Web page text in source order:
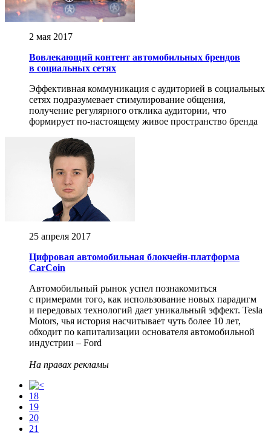
2 мая 2017
Вовлекающий контент автомобильных брендов
в социальных сетях
Эффективная коммуникация с аудиторией в социальных
сетях подразумевает стимулирование общения,
получение регулярного отклика аудитории, что
формирует по-настоящему живое пространство бренда
25 апреля 2017
Цифровая автомобильная блокчейн-платформа
CarCoin
Автомобильный рынок успел познакомиться
с примерами того, как использование новых парадигм
и передовых технологий дает уникальный эффект. Tesla
Motors, чья история насчитывает чуть более 10 лет,
обходит по капитализации основателя автомобильной
индустрии – Ford
На правах рекламы
18
19
20
21